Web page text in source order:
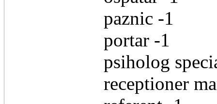
paznic -1
portar -1
psiholog
receptioner